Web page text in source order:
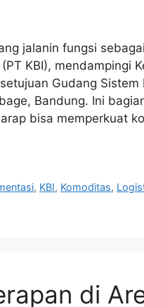
jalanin fungsi
KBI), mendampingi
Gudang Sistem
Bandung. Ini
bisa memperkuat
, KBI, Komoditas,
di